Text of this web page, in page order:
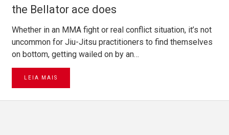
the Bellator ace does
Whether in an MMA fight or real conflict situation, it’s not
uncommon for Jiu-Jitsu practitioners to find themselves
on bottom, getting wailed on by an…
LEIA MAIS